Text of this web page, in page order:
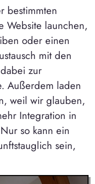
bestimmten
Website launchen,
oder einen
mit den
zur
Außerdem laden
weil wir glauben,
Integration in
so kann ein
sein,